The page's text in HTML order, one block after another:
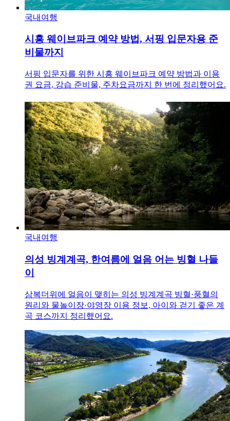
국내여행
시흥 웨이브파크 예약 방법, 서핑 입문자용 준
비물까지
서핑 입문자를 위한 시흥 웨이브파크 예약 방법과 이용
권 요금, 강습 준비물, 주차요금까지 한 번에 정리했어요.
국내여행
의성 빙계계곡, 한여름에 얼음 어는 빙혈 나들
이
삼복더위에 얼음이 맺히는 의성 빙계계곡 빙혈·풍혈의
원리와 물놀이장·야영장 이용 정보, 아이와 걷기 좋은 계
곡 코스까지 정리했어요.